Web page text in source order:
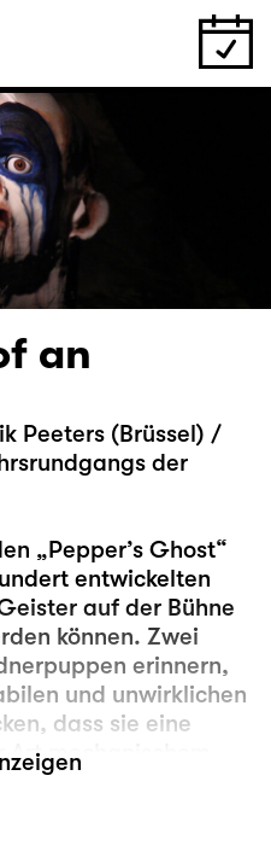
an
Peeters (Brüssel) /
der
„Pepper’s Ghost“
entwickelten
auf der Bühne
können. Zwei
erinnern,
und unwirklichen
dass sie eine
Art mechanischem
die Dynamik
und Fremdem.